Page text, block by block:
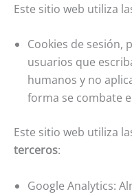
Este sitio web utiliza
Cookies de sesión,
usuarios que
humanos y no
forma se combate
Este sitio web utiliza
terceros:
Google Analytics: